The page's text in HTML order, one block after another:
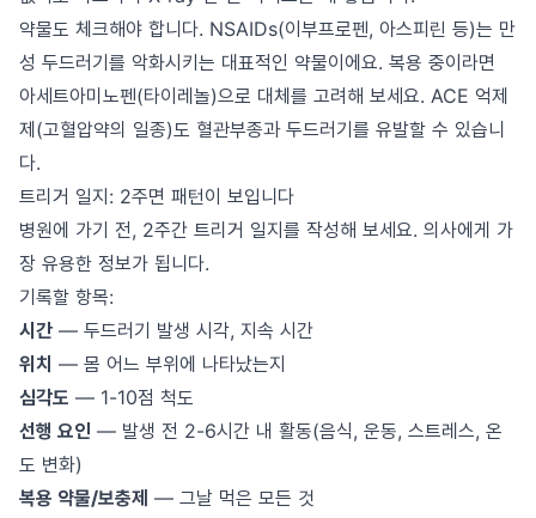
약물도 체크해야 합니다. NSAIDs(이부프로펜, 아스피린 등)는 만
성 두드러기를 악화시키는 대표적인 약물이에요. 복용 중이라면
아세트아미노펜(타이레놀)으로 대체를 고려해 보세요. ACE 억제
제(고혈압약의 일종)도 혈관부종과 두드러기를 유발할 수 있습니
다.
트리거 일지: 2주면 패턴이 보입니다
병원에 가기 전, 2주간 트리거 일지를 작성해 보세요. 의사에게 가
장 유용한 정보가 됩니다.
기록할 항목:
시간 — 두드러기 발생 시각, 지속 시간
위치 — 몸 어느 부위에 나타났는지
심각도 — 1-10점 척도
선행 요인 — 발생 전 2-6시간 내 활동(음식, 운동, 스트레스, 온
도 변화)
복용 약물/보충제 — 그날 먹은 모든 것